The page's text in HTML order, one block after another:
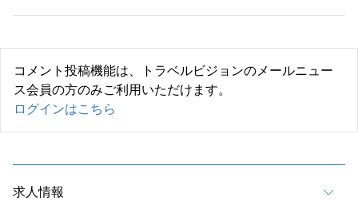
コメント投稿機能は、トラベルビジョンのメールニュー
ス会員の方のみご利用いただけます。
ログインはこちら
求人情報